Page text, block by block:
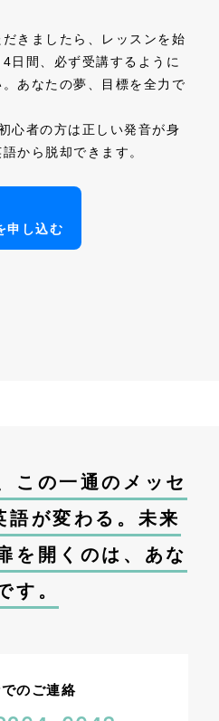
きましたら、レッスンを始
日間、必ず受講するように
あなたの夢、目標を全力で
心者の方は正しい発音が身
から脱却できます。
申し込む
この一通のメッセ
語が変わる。未来
を開くのは、あな
す。
のご連絡